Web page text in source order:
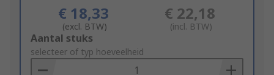
€ 18,33
(excl. BTW)
€ 22,18
(incl. BTW)
Add
to
Basket
Aantal stuks
selecteer of typ hoeveelheid